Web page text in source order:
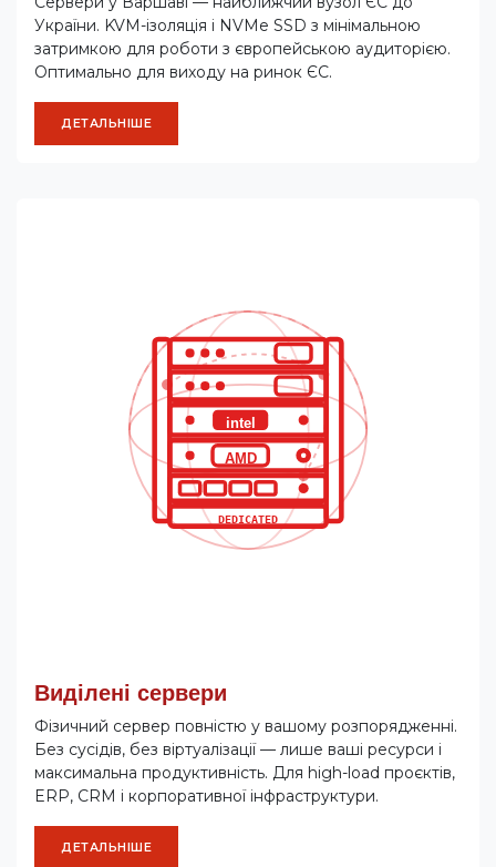
України. KVM-ізоляція і NVMe SSD з мінімальною
затримкою для роботи з європейською аудиторією.
Оптимально для виходу на ринок ЄС.
ДЕТАЛЬНІШЕ
Виділені сервери
Фізичний сервер повністю у вашому розпорядженні.
Без сусідів, без віртуалізації — лише ваші ресурси і
максимальна продуктивність. Для high-load проєктів,
ERP, CRM і корпоративної інфраструктури.
ДЕТАЛЬНІШЕ